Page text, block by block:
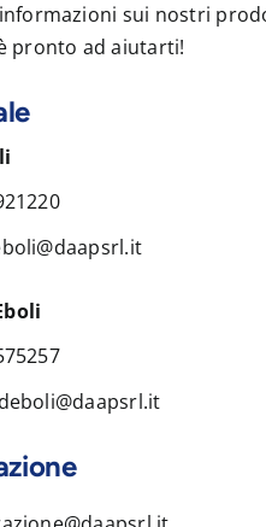
sui nostri
pronto ad aiutarti!